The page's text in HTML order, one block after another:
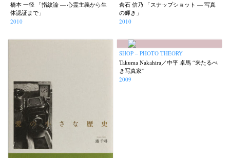
橋本 一径 「指紋論 — 心霊主義から生
体認証まで」
2010
倉石 信乃 「スナップショット — 写真
の輝き」
2010
SHOP – PHOTO THEORY
Takuma Nakahira／中平 卓馬 “来たるべ
き写真家”
2009